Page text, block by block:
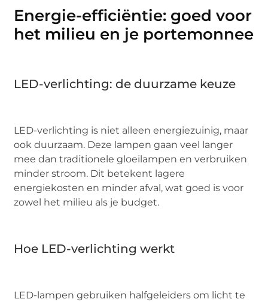
Energie-efficiëntie: goed voor
het milieu en je portemonnee
LED-verlichting: de duurzame keuze
LED-verlichting is niet alleen energiezuinig, maar
ook duurzaam. Deze lampen gaan veel langer
mee dan traditionele gloeilampen en verbruiken
minder stroom. Dit betekent lagere
energiekosten en minder afval, wat goed is voor
zowel het milieu als je budget.
Hoe LED-verlichting werkt
LED-lampen gebruiken halfgeleiders om licht te